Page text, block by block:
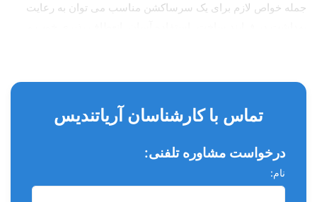
جمله خواص لازم برای یک سرساکشن مناسب می توان به رعایت
سر ساکشن یک لوله ی باریک که به دستگاه ساکشن (آبی یا هوایی)
متصل می شود و عمل مکش را انجام می دهد تا بزاق ، خون و
تماس با کارشناسان آریاتندیس
درخواست مشاوره تلفنی:
نام: